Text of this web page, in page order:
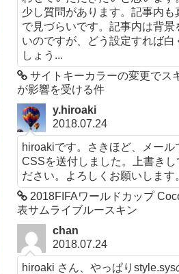
少し質問があります。記事内も
で見づらいです。記事内は背景
いのですが、どう設定すれば白
しょう...
サイトキーカラーの変更でス
が影響を受ける件
y.hiroaki
2018.07.24
hiroakiです。さきほど、メール
CSSを送付しました。上書きし
ださい。よろしくお願いします
2018FIFAワールドカップ
表サムライブルースキン
chan
2018.07.24
hiroaki さん、やっぱりstyle.sys